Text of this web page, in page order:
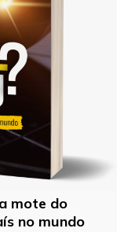
mote do
no mundo